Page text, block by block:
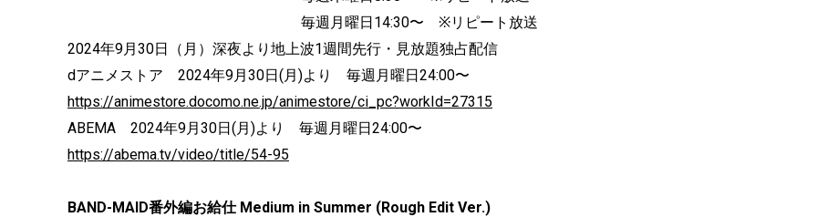
毎週月曜日14:30〜 ※リピート放送
2024年9月30日（月）深夜より地上波1週間先行・見放題独占配信
dアニメストア 2024年9月30日(月)より 毎週月曜日24:00〜
https://animestore.docomo.ne.jp/animestore/ci_pc?workId=27315
ABEMA 2024年9月30日(月)より 毎週月曜日24:00〜
https://abema.tv/video/title/54-95
BAND-MAID番外編お給仕 Medium in Summer (Rough Edit Ver.)